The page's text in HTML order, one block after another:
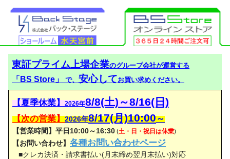
東証プライム上場企業のグループ会社が運営する
「BS Store」 で、 安心してお買い求めください。
【夏季休業】2026年8/8(土)～8/16(日)
【次の営業】2026年8/17(月)10:00～
【営業時間】平日10:00～16:30 (土・日・祝日は休業)
【お問い合わせ】 各種お問い合わせページ
■クレカ決済・請求書払い(月末締め翌月末払い)対応